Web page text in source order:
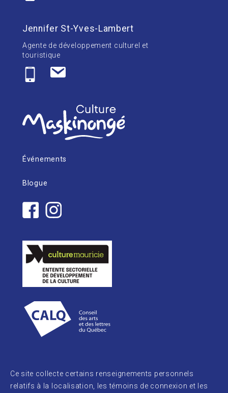
Jennifer St-Yves-Lambert
Agente de développement culturel et
touristique
Événements
Blogue
Ce site collecte certains renseignements personnels
relatifs à la localisation, les témoins de connexion et les